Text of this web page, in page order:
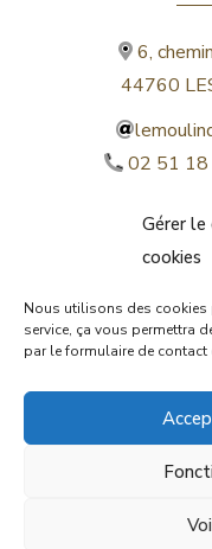
Gérer
cookies
Nous utilisons des cookies
service, ça vous permettra
par le formulaire de contact
6,
44760
02 51 18